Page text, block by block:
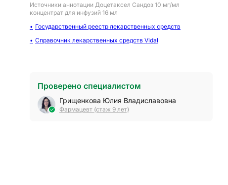
Источники аннотации Доцетаксел Сандоз 10 мг/мл
концентрат для инфузий 16 мл
Государственный реестр лекарственных средств
Справочник лекарственных средств Vidal
Проверено специалистом
Грищенкова Юлия Владиславовна
Фармацевт (стаж 9 лет)